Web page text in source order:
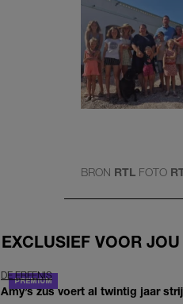
BRON RTL FOTO
EXCLUSIEF VOOR JOU
DE ERFENIS
Amy’s zus voert al twintig jaar